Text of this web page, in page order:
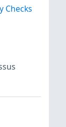
Checks